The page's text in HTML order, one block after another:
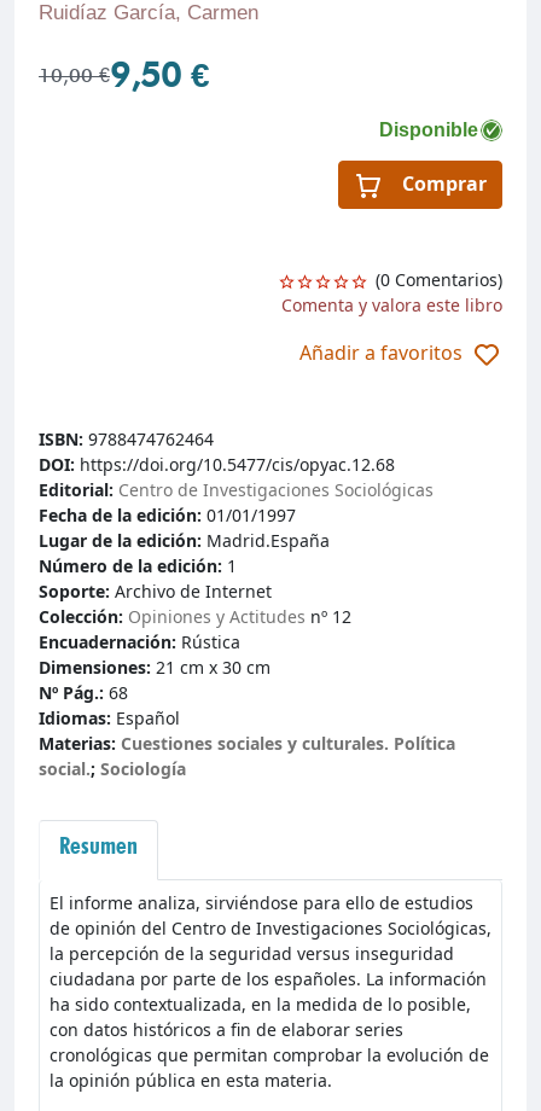
Ruidíaz García, Carmen
10,00 €9,50 €
Disponible
Comprar
(0 Comentarios)
Comenta y valora este libro
Añadir a favoritos
ISBN: 9788474762464
DOI: https://doi.org/10.5477/cis/opyac.12.68
Editorial: Centro de Investigaciones Sociológicas
Fecha de la edición: 01/01/1997
Lugar de la edición: Madrid.España
Número de la edición: 1
Soporte: Archivo de Internet
Colección: Opiniones y Actitudes nº 12
Encuadernación: Rústica
Dimensiones: 21 cm x 30 cm
Nº Pág.: 68
Idiomas: Español
Materias: Cuestiones sociales y culturales. Polí­tica
social.; Sociología
Resumen
El informe analiza, sirviéndose para ello de estudios
de opinión del Centro de Investigaciones Sociológicas,
la percepción de la seguridad versus inseguridad
ciudadana por parte de los españoles. La información
ha sido contextualizada, en la medida de lo posible,
con datos históricos a fin de elaborar series
cronológicas que permitan comprobar la evolución de
la opinión pública en esta materia.